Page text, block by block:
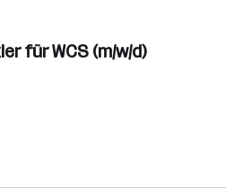
für WCS (m/w/d)